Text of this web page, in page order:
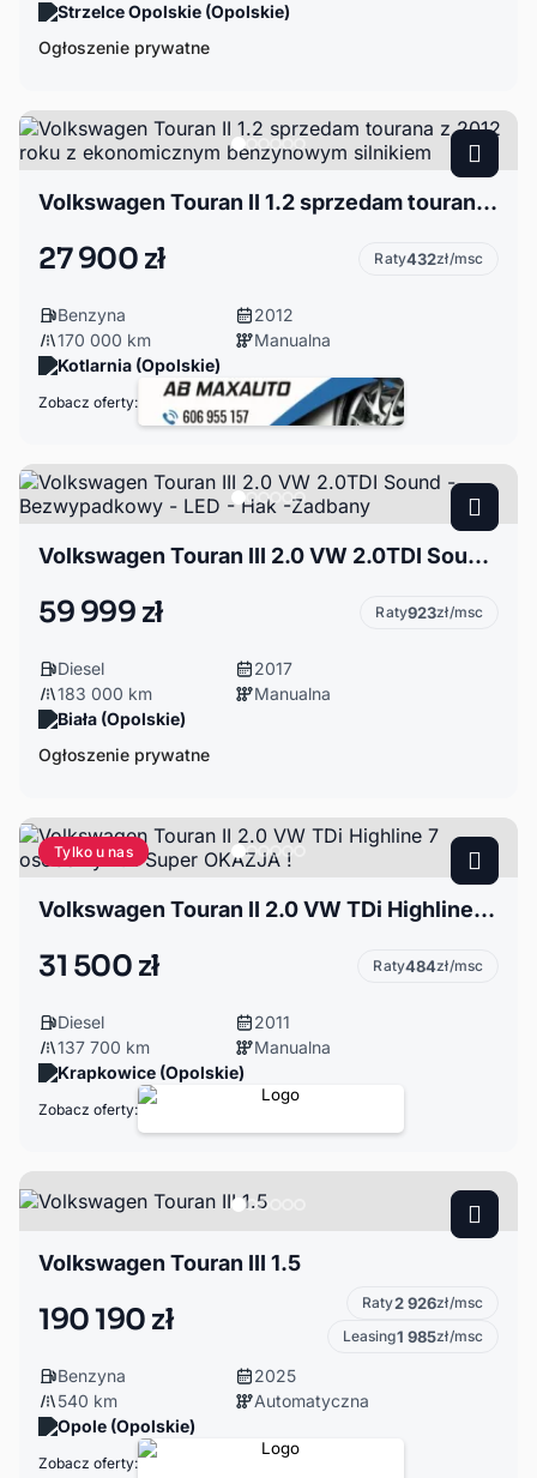
Strzelce Opolskie (Opolskie)
Ogłoszenie prywatne
Volkswagen Touran II 1.2 sprzedam tourana z 2012 roku z ekonomicznym benzynowym silnikiem
27 900 zł Raty432zł/msc
Benzyna
2012
170 000 km
Manualna
Kotlarnia (Opolskie)
Zobacz oferty:
Volkswagen Touran III 2.0 VW 2.0TDI Sound - Bezwypadkowy - LED - Hak -Zadbany
59 999 zł Raty923zł/msc
Diesel
2017
183 000 km
Manualna
Biała (Opolskie)
Ogłoszenie prywatne
Tylko u nas
Volkswagen Touran II 2.0 VW TDi Highline 7 osobowy Full Super OKAZJA !
31 500 zł Raty484zł/msc
Diesel
2011
137 700 km
Manualna
Krapkowice (Opolskie)
Zobacz oferty:
Volkswagen Touran III 1.5
190 190 zł Raty2 926zł/msc
Leasing1 985zł/msc
Benzyna
2025
540 km
Automatyczna
Opole (Opolskie)
Zobacz oferty: